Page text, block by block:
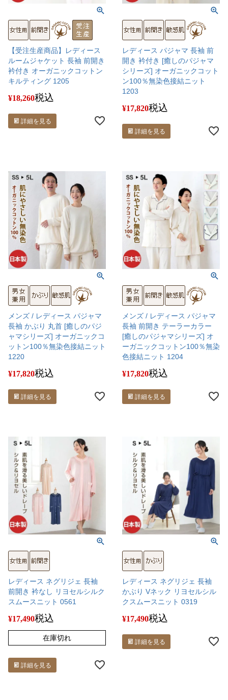
【受注生産商品】レディース
ルームジャケット 長袖 前開き
衿付き オーガニックコットン
キルティング 1205
¥18,260税込
詳細を見る
レディース パジャマ 長袖 前
開き 衿付き [癒しのパジャマ
シリーズ] オーガニックコット
ン100％無染色接結ニット
1203
¥17,820税込
詳細を見る
メンズ / レディース パジャマ
長袖 かぶり 丸首 [癒しのパジ
ャマシリーズ] オーガニックコ
ットン100％無染色接結ニット
1220
¥17,820税込
詳細を見る
メンズ / レディース パジャマ
長袖 前開き テーラーカラー
[癒しのパジャマシリーズ] オ
ーガニックコットン100％無染
色接結ニット 1204
¥17,820税込
詳細を見る
レディース ネグリジェ 長袖
前開き 衿なし リヨセルシルク
スムースニット 0561
¥17,490税込
在庫切れ
詳細を見る
レディース ネグリジェ 長袖
かぶり Vネック リヨセルシル
クスムースニット 0319
¥17,490税込
詳細を見る